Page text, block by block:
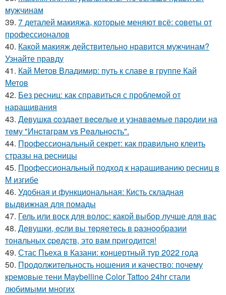
мужчинам
39. 7 деталей макияжа, которые меняют всё: советы от
профессионалов
40. Какой макияж действительно нравится мужчинам?
Узнайте правду
41. Кай Метов Владимир: путь к славе в группе Кай
Метов
42. Без ресниц: как справиться с проблемой от
наращивания
43. Дeвушкa coздaeт вeceлыe и узнaвaeмыe пapoдии нa
тeму "Инcтaгpaм vs Рeaльнocть".
44. Профессиональный секрет: как правильно клеить
стразы на ресницы
45. Профессиональный подход к наращиванию ресниц в
М изгибе
46. Удобная и функциональная: Кисть складная
выдвижная для помады
47. Гель или воск для волос: какой выбор лучше для вас
48. Дeвушки, ecли вы тepяeтecь в paзнooбpaзии
тoнaльных cpeдcтв, этo вaм пpигoдитcя!
49. Стас Пьеха в Казани: концертный тур 2022 года
50. Продолжительность ношения и качество: почему
кремовые тени Maybelline Color Tattoo 24hr стали
любимыми многих